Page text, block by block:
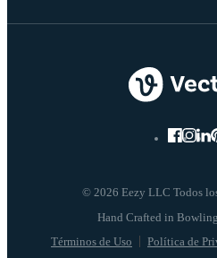
© 2026 Eezy LLC Todos
Términos de Uso Política de